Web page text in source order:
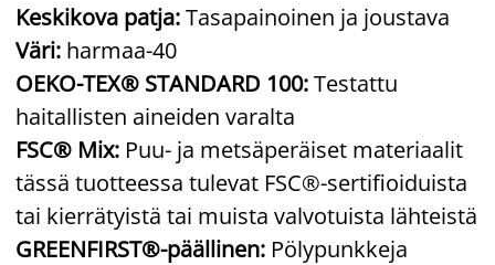
Keskikova patja:Tasapainoinen ja joustava
Väri: harmaa-40
OEKO-TEX® STANDARD 100:Testattu
haitallisten aineiden varalta
FSC® Mix: Puu- ja metsäperäiset materiaalit
tässä tuotteessa tulevat FSC®-sertifioiduista
tai kierrätyistä tai muista valvotuista lähteistä
GREENFIRST®-päällinen: Pölypunkkeja